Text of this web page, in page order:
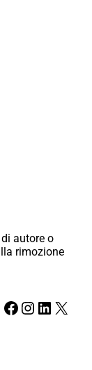
autore o
rimozione
Facebook Instagram LinkedIn X